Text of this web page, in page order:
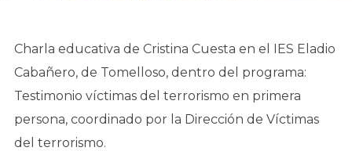
Charla educativa de Cristina Cuesta en el IES Eladio
Cabañero, de Tomelloso, dentro del programa:
Testimonio víctimas del terrorismo en primera
persona, coordinado por la Dirección de Víctimas
del terrorismo.